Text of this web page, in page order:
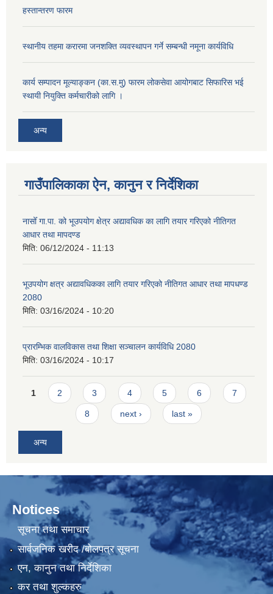
हस्तान्तरण फारम
स्थानीय तहमा करारमा जनशक्ति व्यवस्थापन गर्ने सम्बन्धी नमूना कार्यविधि
कार्य सम्पादन मूल्याङ्कन (का.स.मु) फारम लोकसेवा आयोगबाट सिफारिस भई
स्थायी नियुक्ति कर्मचारीको लागि ।
अन्य
गाउँपालिकाका ऐन, कानुन र निर्देशिका
नासोँ गा.पा. को भूउपयोग क्षेत्र अद्यावधिक का लागि तयार गरिएको नीतिगत
आधार तथा मापदण्ड
मिति: 06/12/2024 - 11:13
भूउपयोग क्षत्र अद्यावधिकका लागि तयार गरिएको नीतिगत आधार तथा मापधण्ड
2080
मिति: 03/16/2024 - 10:20
प्रारम्भिक वालविकास तथा शिक्षा सञ्चालन कार्यविधि 2080
मिति: 03/16/2024 - 10:17
Pages
1 2 3 4 5 6 7
8 next › last »
अन्य
Notices
सूचना तथा समाचार
सार्वजनिक खरीद /बोलपत्र सूचना
एन, कानुन तथा निर्देशिका
कर तथा शुल्कहरु